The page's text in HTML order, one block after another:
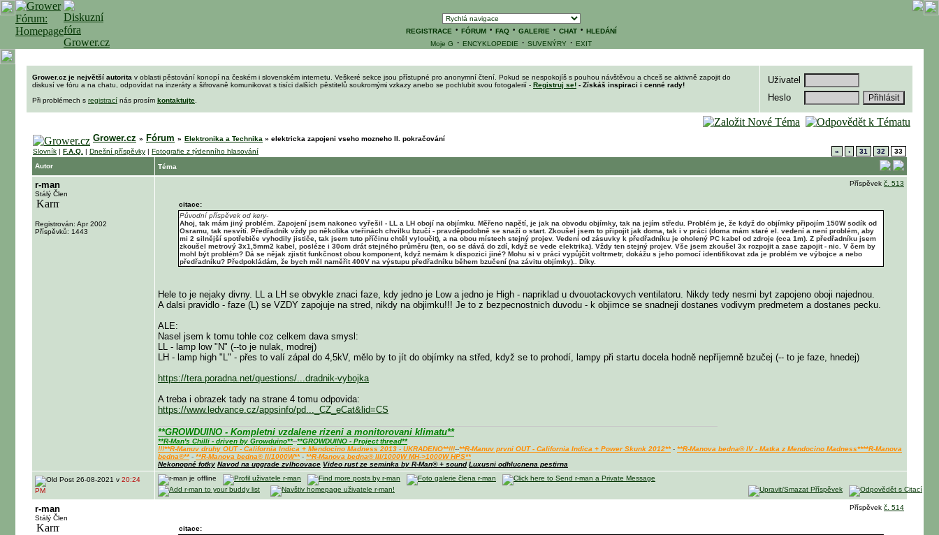
REGISTRACE · FÓRUM· FAQ· GALERIE · CHAT· HLEDÁNÍ
Moje G · ENCYKLOPEDIE · SUVENÝRY · EXIT
Grower.cz je největší autorita v oblasti pěstování konopí na českém i slovenském internetu. Veškeré sekce jsou přístupné pro anonymní čtení. Pokud se nespokojíš s pouhou návštěvou a chceš se aktivně zapojit do
diskusí ve fóru a na chatu, odpovídat na inzeráty a šifrovaně komunikovat s tisíci dalších pěstitelů soukromými vzkazy anebo se pochlubit svou fotogalerií - Registruj se! - Získáš inspiraci i cenné rady!
Při problémech s registrací nás prosím kontaktujte
Uživatel
Heslo
Grower.cz » Fórum » Elektronika a Technika » elektricka zapojeni vseho mozneho II. pokračování
Slovník | F.A.Q. | Dnešní příspěvky | Fotografie z týdenního hlasování « ‹ 31 32
33
Autor
Téma
r-man
Stálý Člen
Registrován: Apr 2002
Příspěvků: 1443
Příspěvek č. 513
citace:
Původní příspěvek od kery-
Ahoj, tak mám jiný problém. Zapojení jsem nakonec vyřešil - LL a LH obojí na objímku. Měřeno napětí, je jak na obvodu objímky, tak na jejím středu. Problém je, že když do objímky připojím 150W sodík od
Osramu, tak nesvítí. Předřadník vždy po několika vteřinách chvilku bzučí - pravděpodobně se snaží o start. Zkoušel jsem to připojit jak doma, tak i v práci (doma mám staré el. vedení a není problém, aby
mi 2 silnější spotřebiče vyhodily jističe, tak jsem tuto příčinu chtěl vyloučit), a na obou místech stejný projev. Vedení od zásuvky k předřadníku je oholený PC kabel od zdroje (cca 1m). Z předřadníku jsem
zkoušel metrový 3x1,5mm2 kabel, posléze i 30cm drát stejného průměru (ten, co se dává do zdí, když se vede elektrika). Vždy ten stejný projev. Vše jsem zkoušel 3x rozpojit a zase zapojit - nic. V čem by
mohl být problém? Dá se nějak zjistit funkčnost obou komponent, když nemám k dispozici jiné? Mohu si v práci vypůjčit voltrmetr, dokážu s jeho pomocí identifikovat zda je problém ve výbojce a nebo
předřadníku? Předpokládám, že bych měl naměřit 400V na výstupu předřadníku během bzučení (na závitu objímky).. Díky.
Hele to je nejaky divny. LL a LH se obvykle znaci faze, kdy jedno je Low a jedno je High - napriklad u dvouotackovych ventilatoru. Nikdy tedy nesmi byt zapojeno oboji najednou.
A dalsi pravidlo - faze (L) se VZDY zapojuje na stred, nikdy na objimku!!! Je to z bezpecnostnich duvodu - k objimce se snadneji dostanes vodivym predmetem a dostanes pecku.
ALE:
Nasel jsem k tomu tohle coz celkem dava smysl:
LL - lamp low "N" (--to je nulak, modrej)
LH - lamp high "L" - přes to valí zápal do 4,5kV, mělo by to jít do objímky na střed, když se to prohodí, lampy při startu docela hodně nepříjemně bzučej (-- to je faze, hnedej)
https://tera.poradna.net/questions/...dradnik-vybojka
A treba i obrazek tady na strane 4 tomu odpovida:
https://www.ledvance.cz/appsinfo/pd..._CZ_eCat&lid=CS
**GROWDUINO - Kompletni vzdalene rizeni a monitorovani klimatu**
**R-Man's Chilli - driven by Growduino**--**GROWDUINO - Project thread**
!!!**R-Manuv druhy OUT - California Indica + Mendocino Madness 2013 - UKRADENO**!!!--**R-Manuv prvni OUT - California Indica + Power Skunk 2012**- **R-Manova bedna® IV - Matka z Mendocino Madness****R-Manova
bedna®**- **R-Manova bedna® II/1000W**- **R-Manova bedna® III/1000W MH->1000W HPS**
Nekonopné fotky Navod na upgrade zvlhcovace Video rust ze seminka by R-Man® + sound Luxusni odhlucnena pestirna
26-08-2021 v 20:24
PM
r-man
Stálý Člen
Příspěvek č. 514
citace: